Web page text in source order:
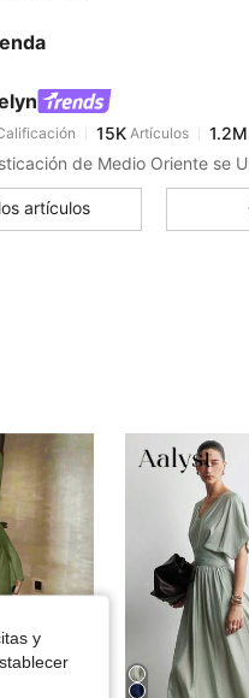
Calificación 15K
j***ipagó Hace 1 día
15K 1.2M
1.2M
1.2M
1.2M
artículos
y